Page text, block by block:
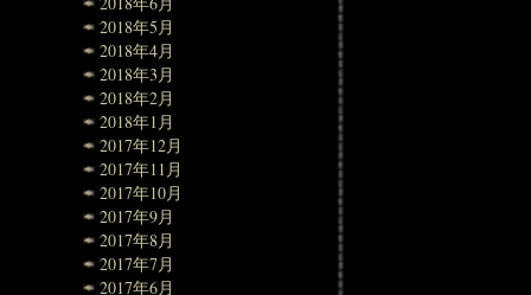
2018年5月
2018年4月
2018年3月
2018年2月
2018年1月
2017年12月
2017年11月
2017年10月
2017年9月
2017年8月
2017年7月
2017年6月